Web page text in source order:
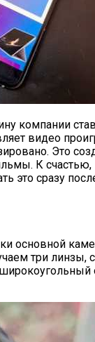
компании
видео
Это
К счастью,
это сразу
основной
три линзы,